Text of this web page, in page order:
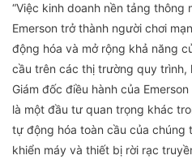
“Việc kinh doanh nền tảng thông
Emerson trở thành người chơi
động hóa và mở rộng khả năng
cầu trên các thị trường quy trình,
Giám đốc điều hành của
là một đầu tư quan trọng khác
tự động hóa toàn cầu của chúng
khiển máy và thiết bị rời rạc